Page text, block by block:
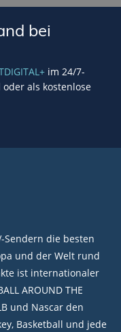
bei
im 24/7-
oder als kostenlose
Sendern die besten
und der Welt rund
ist internationaler
AROUND THE
und Nascar den
Basketball und jede